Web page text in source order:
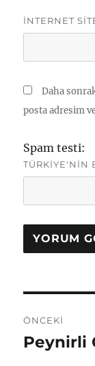
İNTERNET
Daha
posta adresim
Spam testi:
TÜRKIYE'NIN
ÖNCEKI
Önceki
Peynirli